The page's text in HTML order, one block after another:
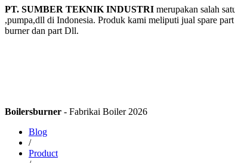
PT. SUMBER TEKNIK INDUSTRI merupakan salah
,pumpa,dll di Indonesia. Produk kami meliputi jual spare
burner dan part Dll.
Boilersburner - Fabrikai Boiler 2026
Blog
/
Product